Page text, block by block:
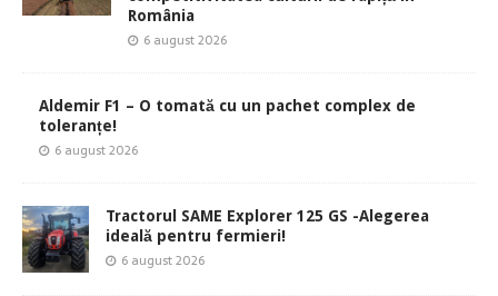
România
6 august 2026
Aldemir F1 – O tomată cu un pachet complex de
toleranțe!
6 august 2026
Tractorul SAME Explorer 125 GS -Alegerea
ideală pentru fermieri!
6 august 2026